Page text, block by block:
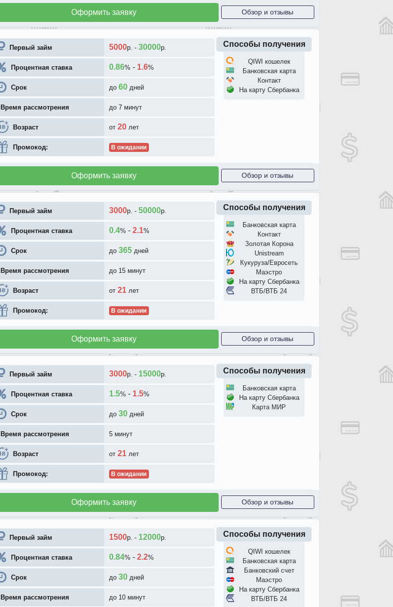
Оформить заявку Обзор и отзывы
Первый займ 5000р. - 30000р.
Процентная ставка 0.86% - 1.6%
Срок до 60 дней
Время рассмотрения до 7 минут
Возраст от 20 лет
Промокод: В ожидании
Способы получения
QIWI кошелек
Банковская карта
Контакт
На карту Сбербанка
Оформить заявку Обзор и отзывы
Первый займ 3000р. - 50000р.
Процентная ставка 0.4% - 2.1%
Срок до 365 дней
Время рассмотрения до 15 минут
Возраст от 21 лет
Промокод: В ожидании
Способы получения
Банковская карта
Контакт
Золотая Корона
Unistream
Кукуруза/Евросеть
Маэстро
На карту Сбербанка
ВТБ/ВТБ 24
Оформить заявку Обзор и отзывы
Первый займ 3000р. - 15000р.
Процентная ставка 1.5% - 1.5%
Срок до 30 дней
Время рассмотрения 5 минут
Возраст от 21 лет
Промокод: В ожидании
Способы получения
Банковская карта
На карту Сбербанка
Карта МИР
Оформить заявку Обзор и отзывы
Первый займ 1500р. - 12000р.
Процентная ставка 0.84% - 2.2%
Срок до 30 дней
Время рассмотрения до 10 минут
Способы получения
QIWI кошелек
Банковская карта
Банковский счет
Маэстро
На карту Сбербанка
ВТБ/ВТБ 24